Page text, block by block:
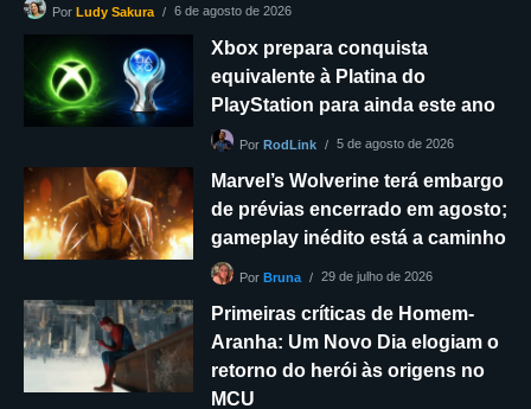
PorLudy Sakura 6 de agosto de 2026
Xbox prepara conquista
equivalente à Platina do
PlayStation para ainda este ano
PorRodLink 5 de agosto de 2026
Marvel’s Wolverine terá embargo
de prévias encerrado em agosto;
gameplay inédito está a caminho
PorBruna 29 de julho de 2026
Primeiras críticas de Homem-
Aranha: Um Novo Dia elogiam o
retorno do herói às origens no
MCU